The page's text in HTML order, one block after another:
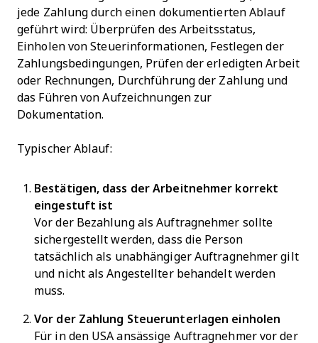
jede Zahlung durch einen dokumentierten Ablauf
geführt wird: Überprüfen des Arbeitsstatus,
Einholen von Steuerinformationen, Festlegen der
Zahlungsbedingungen, Prüfen der erledigten Arbeit
oder Rechnungen, Durchführung der Zahlung und
das Führen von Aufzeichnungen zur
Dokumentation.
Typischer Ablauf:
Bestätigen, dass der Arbeitnehmer korrekt
eingestuft ist
Vor der Bezahlung als Auftragnehmer sollte
sichergestellt werden, dass die Person
tatsächlich als unabhängiger Auftragnehmer gilt
und nicht als Angestellter behandelt werden
muss.
Vor der Zahlung Steuerunterlagen einholen
Für in den USA ansässige Auftragnehmer vor der